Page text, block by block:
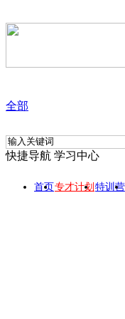
全部
快捷导航 学习中心
首页专才计划 特训营